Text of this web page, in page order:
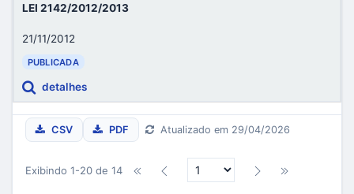
LEI 2142/2012/2013
21/11/2012
PUBLICADA
detalhes
CSV PDF Atualizado em 29/04/2026
Exibindo 1-20 de 14